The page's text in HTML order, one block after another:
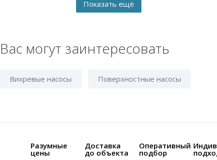
Вас могут заинтересовать
Вихревые насосы Поверхностные насосы
Разумные
цены
Доставка
до объекта
Оперативный
подбор